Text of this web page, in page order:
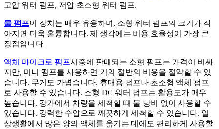
고압 워터 펌프, 저압 초소형 워터 펌프.
물 펌프이 장치는 매우 유용하며, 소형 워터 펌프의 크기가 작
아지면 더욱 훌륭합니다. 제 생각에는 비용 효율성이 가장 큰
장점입니다.
액체 마이크로 펌프시중에 판매되는 소형 펌프는 가격이 비싸
지만, 미니 펌프를 사용하면 거의 절반의 비용을 절약할 수 있
습니다. 무게도 가볍습니다. 휴대용 펌프나 초소형 액체 펌프
로 사용할 수 있습니다. 소형 DC 워터 펌프는 활용도가 매우
높습니다. 강가에서 차량을 세척할 때 물 낭비 없이 사용할 수
있습니다. 강력한 수압으로 깨끗하게 세척할 수 있습니다. 일
상생활에서 많은 양의 액체를 옮기는 데에도 편리하게 사용할